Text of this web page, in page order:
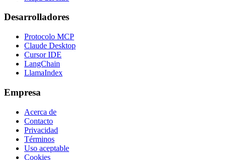
Desarrolladores
Protocolo MCP
Claude Desktop
Cursor IDE
LangChain
LlamaIndex
Empresa
Acerca de
Contacto
Privacidad
Términos
Uso aceptable
Cookies